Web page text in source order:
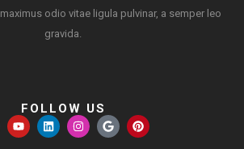
odio vitae ligula pulvinar, a semper leo
gravida.
FOLLOW US